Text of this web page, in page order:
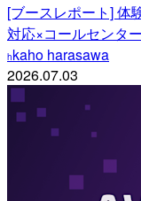
[ブースレポート] 体
対応×コールセンター
hkaho harasawa
2026.07.03